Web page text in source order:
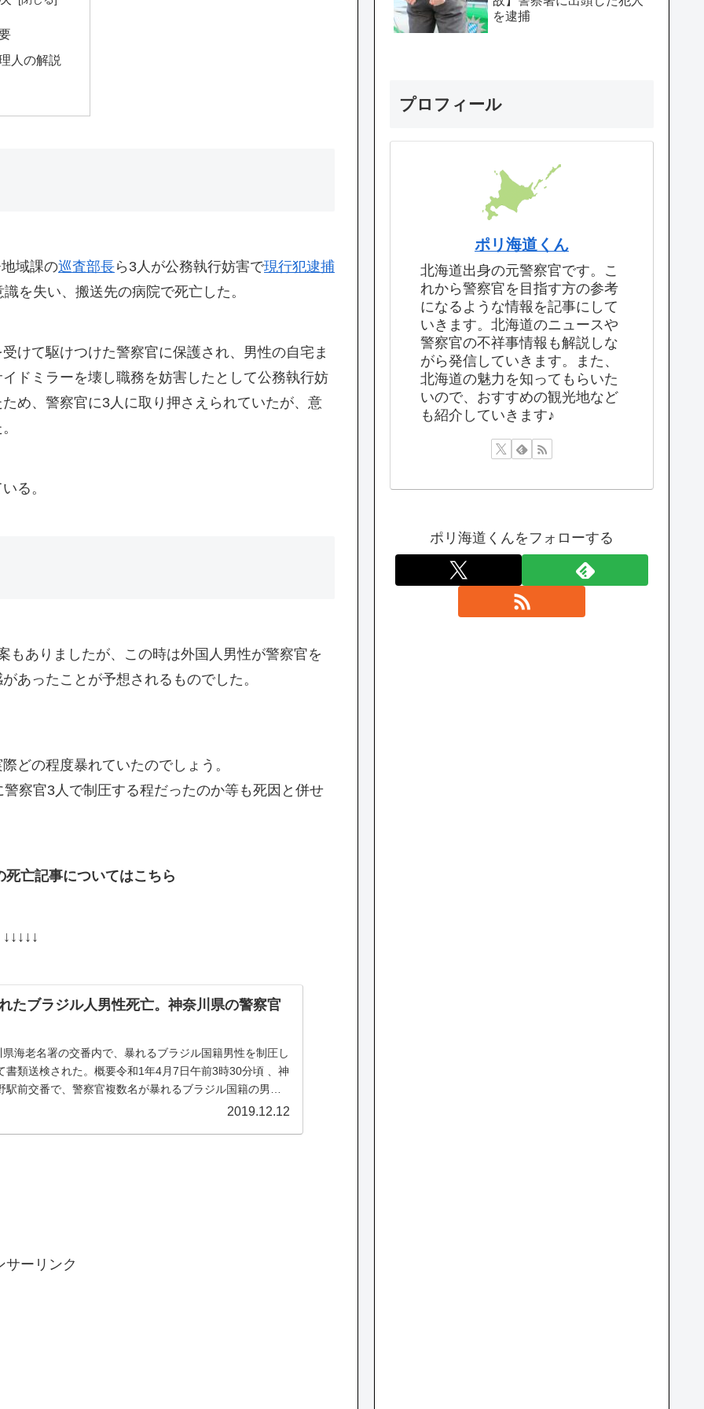
人の解説
域課の巡査部長ら3人が公務執行妨害で現行犯逮捕
を失い、搬送先の病院で死亡した。
けて駆けつけた警察官に保護され、男性の自宅ま
ドミラーを壊し職務を妨害したとして公務執行妨
め、警察官に3人に取り押さえられていたが、意
る。
もありましたが、この時は外国人男性が警察官を
あったことが予想されるものでした。
どの程度暴れていたのでしょう。
察官3人で制圧する程だったのか等も死因と併せ
亡記事についてはこちら
↓↓↓↓↓
たブラジル人男性死亡。神奈川県の警察官
海老名署の交番内で、暴れるブラジル国籍男性を制圧し
書類送検された。概要令和1年4月7日午前3時30分頃 、神
前交番で、警察官複数名が暴れるブラジル国籍の男性
2019.12.12
サーリンク
を逮捕
プロフィール
ポリ海道くん
北海道出身の元警察官です。こ
れから警察官を目指す方の参考
になるような情報を記事にして
いきます。北海道のニュースや
警察官の不祥事情報も解説しな
がら発信していきます。また、
北海道の魅力を知ってもらいた
いので、おすすめの観光地など
も紹介していきます♪
ポリ海道くんをフォローする